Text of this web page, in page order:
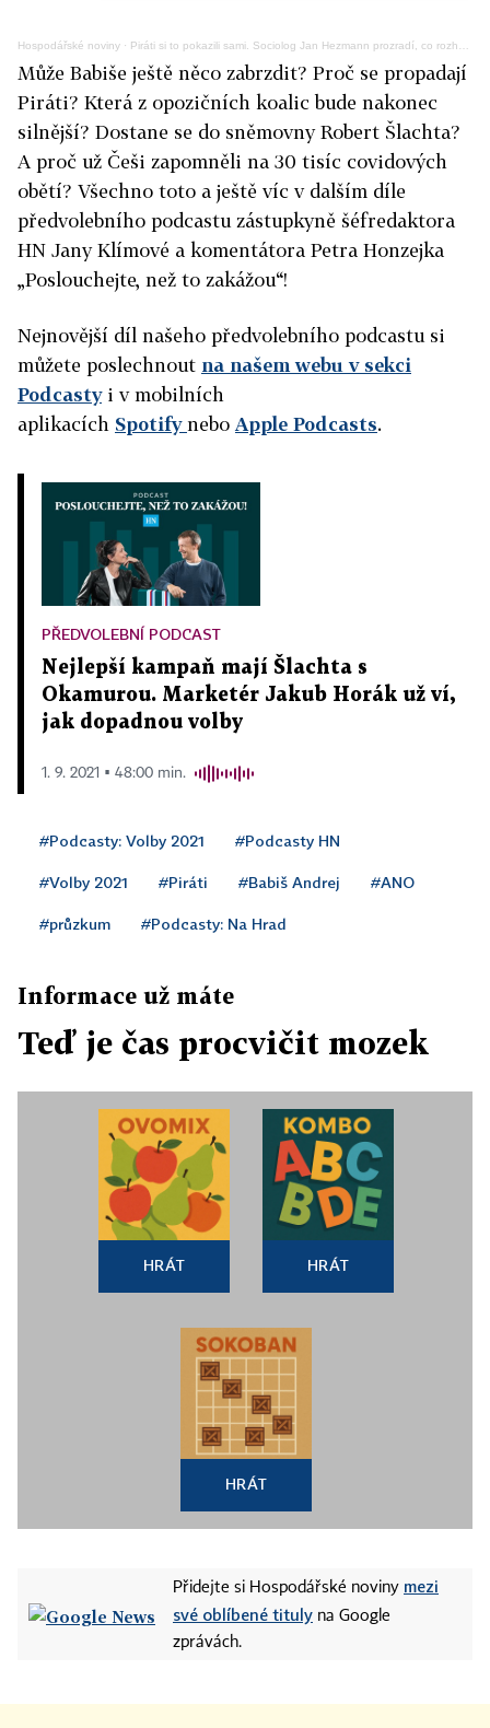
Hospodářské noviny · Piráti si to pokazili sami. Sociolog Jan Hezmann prozradí, co rozhodne volby
Může Babiše ještě něco zabrzdit? Proč se propadají
Piráti? Která z opozičních koalic bude nakonec
silnější? Dostane se do sněmovny Robert Šlachta?
A proč už Češi zapomněli na 30 tisíc covidových
obětí? Všechno toto a ještě víc v dalším díle
předvolebního podcastu zástupkyně šéfredaktora
HN Jany Klímové a komentátora Petra Honzejka
„Poslouchejte, než to zakážou“!
Nejnovější díl našeho předvolebního podcastu si
můžete poslechnout na našem webu v sekci
Podcastyi v mobilních
aplikacích Spotifynebo Apple Podcasts.
PŘEDVOLEBNÍ PODCAST
Nejlepší kampaň mají Šlachta s
Okamurou. Marketér Jakub Horák už ví,
jak dopadnou volby
1. 9. 2021 ▪ 48:00 min.
#Podcasty: Volby 2021 #Podcasty HN
#Volby 2021 #Piráti #Babiš Andrej #ANO
#průzkum #Podcasty: Na Hrad
Informace už máte
Teď je čas procvičit mozek
HRÁT HRÁT
HRÁT
Přidejte si Hospodářské noviny mezi
své oblíbené tituly na Google
zprávách.